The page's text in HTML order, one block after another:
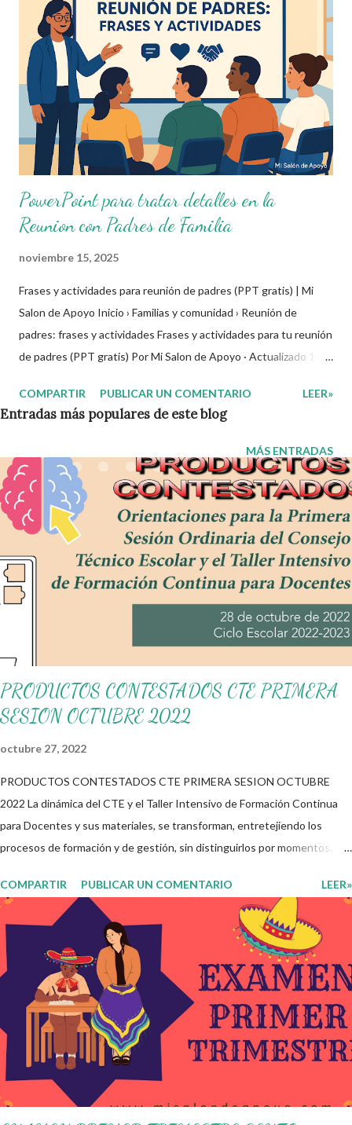
PowerPoint para tratar detalles en la
Reunion con Padres de Familia
noviembre 15, 2025
Frases y actividades para reunión de padres (PPT gratis) | Mi
Salon de Apoyo Inicio › Familias y comunidad › Reunión de
padres: frases y actividades Frases y actividades para tu reunión
de padres (PPT gratis) Por Mi Salon de Apoyo · Actualizado 16
frases motivadoras y dinámicas para romper el hielo, acordar y
cerrar en positivo. "> Aquí tienes un PowerPoint listo para usar
con frases motivadoras y actividades breves para tu reunión de
padres. Incluye guion sugerido por sección y recomendaciones
para proyectar o compartir en línea. Contenido 1. Descargar la
presentación (PPT/PDF/Presentar) 2. Frases motivadoras
incluidas 3. Actividades sugeridas 4. Guion rápido para conducir
la reunión 5. Preguntas frecu...
COMPARTIR PUBLICAR UN COMENTARIO LEER»
MÁS ENTRADAS
Entradas más populares de este blog
PRODUCTOS CONTESTADOS CTE PRIMERA
SESION OCTUBRE 2022
octubre 27, 2022
PRODUCTOS CONTESTADOS CTE PRIMERA SESION OCTUBRE
2022 La dinámica del CTE y el Taller Intensivo de Formación Continua
para Docentes y sus materiales, se transforman, entretejiendo los
procesos de formación y de gestión, sin distinguirlos por momentos, y
genérico y no está diferenciado por niveles educativos. Desde la
flexibilidad en la que se concibe el CTE y en correspondencia con la
Nueva Escuela Mexicana, se propone que el colectivo docente tome
decisiones sobre su organización, la gestión del tiempo acorde a las
necesidades de la escuela y las acciones que decidan emprender para
apropiarse y resignificar el Plan de Estudio dentro y fuera de este
espacio. En esta Primera Sesión Ordinaria se les invita a que
reflexionen y acuerden posibles acciones a realizar colaborativamente
en la escuela y con la comunidad, a fin de atender las problemáticas
identificadas. Compañeros docentes en est...
COMPARTIR PUBLICAR UN COMENTARIO LEER»